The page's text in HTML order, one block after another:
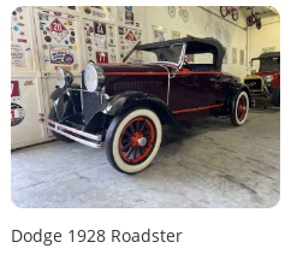
Dodge 1928 Roadster